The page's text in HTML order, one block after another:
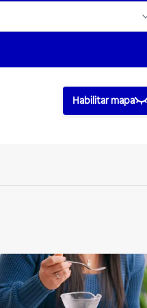
Habilitar mapa